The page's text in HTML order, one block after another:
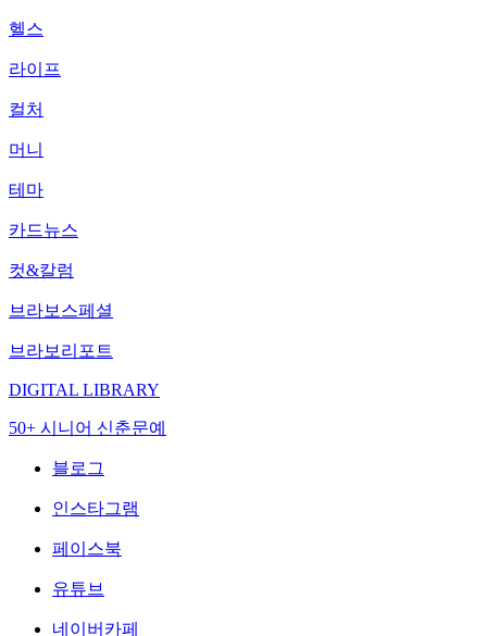
헬스
라이프
컬처
머니
테마
카드뉴스
컷&칼럼
브라보스페셜
브라보리포트
DIGITAL LIBRARY
50+ 시니어 신춘문예
블로그
인스타그램
페이스북
유튜브
네이버카페